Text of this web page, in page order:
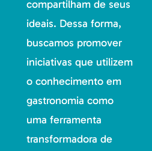
compartilham de seus
ideais. Dessa forma,
buscamos promover
iniciativas que utilizem
o conhecimento em
gastronomia como
uma ferramenta
transformadora de